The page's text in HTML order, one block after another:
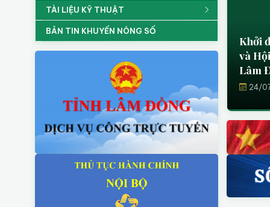
TÀI LIỆU KỸ THUẬT
BẢN TIN KHUYẾN NÔNG SỐ
và
22/